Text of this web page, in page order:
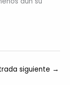
siguiente →